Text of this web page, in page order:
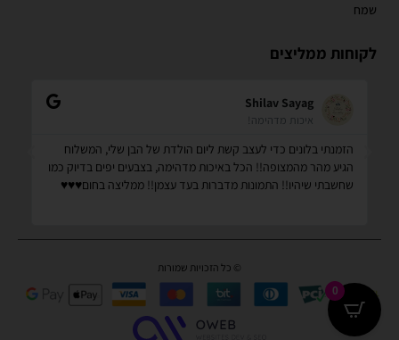
שמח
לקוחות ממליצים
Shilav Sayag
איכות מדהימה!
הזמנתי בלונים כדי לעצב קשת ליום הולדת של הבן שלי, המשלוח
הגיע מהר מהמצופה!! הכל באיכות מדהימה, בצבעים יפים בדיוק כמו
שחשבתי שיהיו!! התמונות מדברות בעד עצמן!! ממליצה בחום♥️♥️♥️
© כל הזכויות שמורות
0